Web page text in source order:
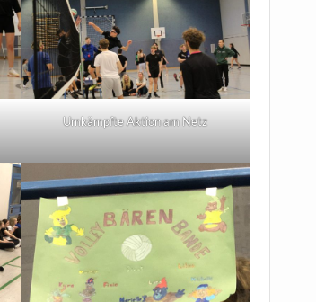
Umkämpfte Aktion am Netz